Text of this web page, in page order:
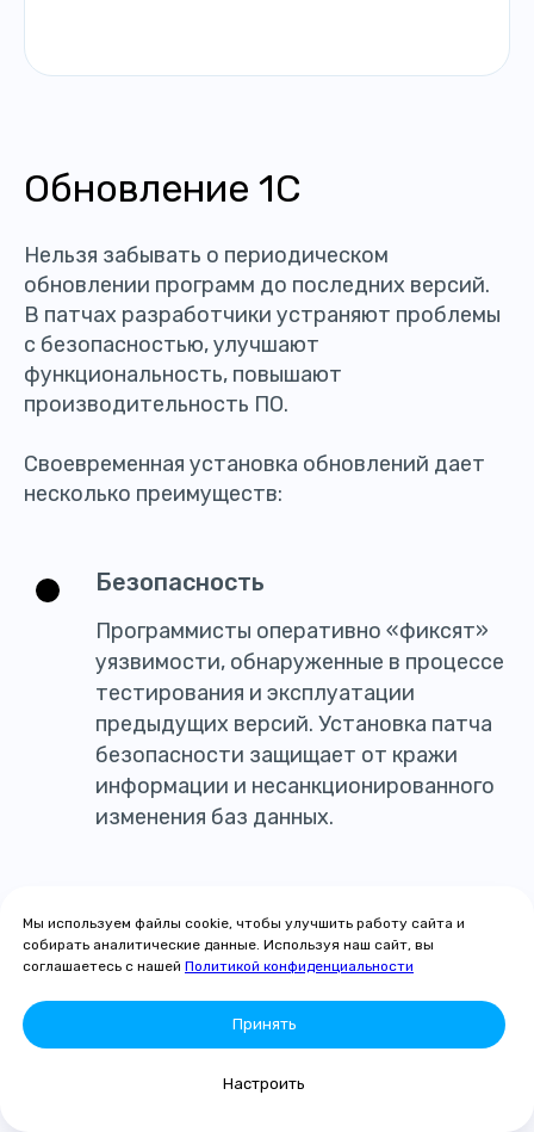
Обновление 1С
Нельзя забывать о периодическом
обновлении программ до последних версий.
В патчах разработчики устраняют проблемы
с безопасностью, улучшают
функциональность, повышают
производительность ПО.
Своевременная установка обновлений дает
несколько преимуществ:
Безопасность
Программисты оперативно «фиксят»
уязвимости, обнаруженные в процессе
тестирования и эксплуатации
предыдущих версий. Установка патча
безопасности защищает от кражи
информации и несанкционированного
изменения баз данных.
В обновлениях 1С разработчики
предлагают более удобные функции
и инструменты для ведения учета. Они
позволяют решать повседневные
взаимодействием с интерфейсом
Мы используем файлы cookie, чтобы улучшить работу сайта и
собирать аналитические данные. Используя наш сайт, вы
соглашаетесь с нашей Политикой конфиденциальности
Принять
Настроить